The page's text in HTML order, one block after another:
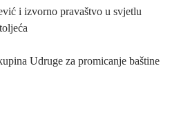
i izvorno pravaštvo u svjetlu
Udruge za promicanje baštine